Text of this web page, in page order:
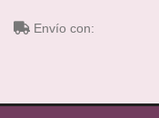
Envío con: